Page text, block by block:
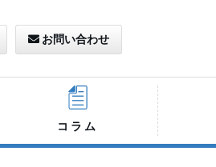
お問い合わせ
コラム